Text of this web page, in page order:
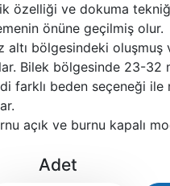
özelliği ve dokuma
önüne geçilmiş olur.
altı bölgesindeki oluşmuş
Bilek bölgesinde 23-32
farklı beden seçeneği
açık ve burnu kapalı
Adet